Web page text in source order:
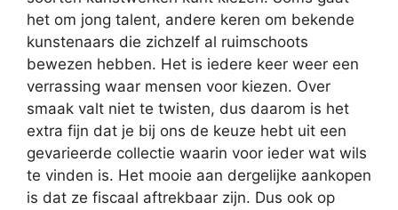
het om jong talent, andere keren om bekende
kunstenaars die zichzelf al ruimschoots
bewezen hebben. Het is iedere keer weer een
verrassing waar mensen voor kiezen. Over
smaak valt niet te twisten, dus daarom is het
extra fijn dat je bij ons de keuze hebt uit een
gevarieerde collectie waarin voor ieder wat wils
te vinden is. Het mooie aan dergelijke aankopen
is dat ze fiscaal aftrekbaar zijn. Dus ook op